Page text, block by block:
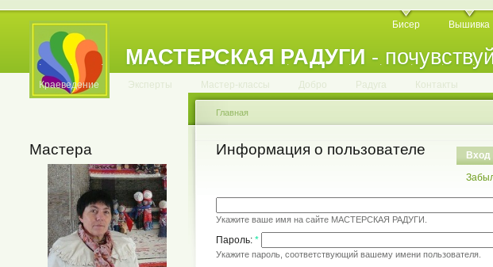
МАСТЕРСКАЯ РАДУГИ -
Бисер Вышивка
. . . . . . . . . . . . . . .
Краеведение Эксперты Мастер-классы Добро Радуга Контакты
Мастера
Главная
Информация о пользователе
Вход
Укажите ваше имя на сайте МАСТЕРСКАЯ РАДУГИ.
Пароль: *
Укажите пароль, соответствующий вашему имени пользователя.